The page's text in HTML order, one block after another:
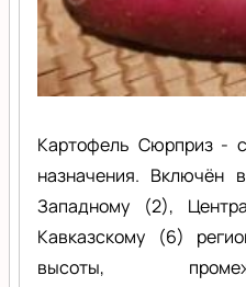
Картофель Сюрприз -
назначения. Включён
Западному (2),
Кавказскому (6)
высоты,